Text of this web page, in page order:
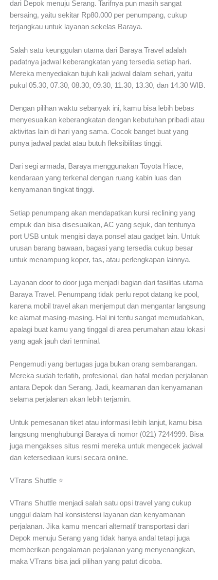
dari Depok menuju Serang. Tarifnya pun masih sangat
bersaing, yaitu sekitar Rp80.000 per penumpang, cukup
terjangkau untuk layanan sekelas Baraya.
Salah satu keunggulan utama dari Baraya Travel adalah
padatnya jadwal keberangkatan yang tersedia setiap hari.
Mereka menyediakan tujuh kali jadwal dalam sehari, yaitu
pukul 05.30, 07.30, 08.30, 09.30, 11.30, 13.30, dan 14.30 WIB.
Dengan pilihan waktu sebanyak ini, kamu bisa lebih bebas
menyesuaikan keberangkatan dengan kebutuhan pribadi atau
aktivitas lain di hari yang sama. Cocok banget buat yang
punya jadwal padat atau butuh fleksibilitas tinggi.
Dari segi armada, Baraya menggunakan Toyota Hiace,
kendaraan yang terkenal dengan ruang kabin luas dan
kenyamanan tingkat tinggi.
Setiap penumpang akan mendapatkan kursi reclining yang
empuk dan bisa disesuaikan, AC yang sejuk, dan tentunya
port USB untuk mengisi daya ponsel atau gadget lain. Untuk
urusan barang bawaan, bagasi yang tersedia cukup besar
untuk menampung koper, tas, atau perlengkapan lainnya.
Layanan door to door juga menjadi bagian dari fasilitas utama
Baraya Travel. Penumpang tidak perlu repot datang ke pool,
karena mobil travel akan menjemput dan mengantar langsung
ke alamat masing-masing. Hal ini tentu sangat memudahkan,
apalagi buat kamu yang tinggal di area perumahan atau lokasi
yang agak jauh dari terminal.
Pengemudi yang bertugas juga bukan orang sembarangan.
Mereka sudah terlatih, profesional, dan hafal medan perjalanan
antara Depok dan Serang. Jadi, keamanan dan kenyamanan
selama perjalanan akan lebih terjamin.
Untuk pemesanan tiket atau informasi lebih lanjut, kamu bisa
langsung menghubungi Baraya di nomor (021) 7244999. Bisa
juga mengakses situs resmi mereka untuk mengecek jadwal
dan ketersediaan kursi secara online.
VTrans Shuttle ⭐
VTrans Shuttle menjadi salah satu opsi travel yang cukup
unggul dalam hal konsistensi layanan dan kenyamanan
perjalanan. Jika kamu mencari alternatif transportasi dari
Depok menuju Serang yang tidak hanya andal tetapi juga
memberikan pengalaman perjalanan yang menyenangkan,
maka VTrans bisa jadi pilihan yang patut dicoba.